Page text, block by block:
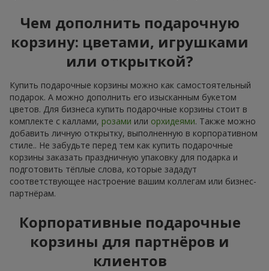
Чем дополнить подарочную
корзину: цветами, игрушками
или открыткой?
Купить подарочные корзины можно как самостоятельный
подарок. А можно дополнить его изысканным букетом
цветов. Для бизнеса купить подарочные корзины стоит в
комплекте с каллами, розами или орхидеями. Также можно
добавить личную открытку, выполненную в корпоративном
стиле.. Не забудьте перед тем как купить подарочные
корзины заказать праздничную упаковку для подарка и
подготовить тёплые слова, которые зададут
соответствующее настроение вашим коллегам или бизнес-
партнёрам.
Корпоративные подарочные
корзины для партнёров и
клиентов